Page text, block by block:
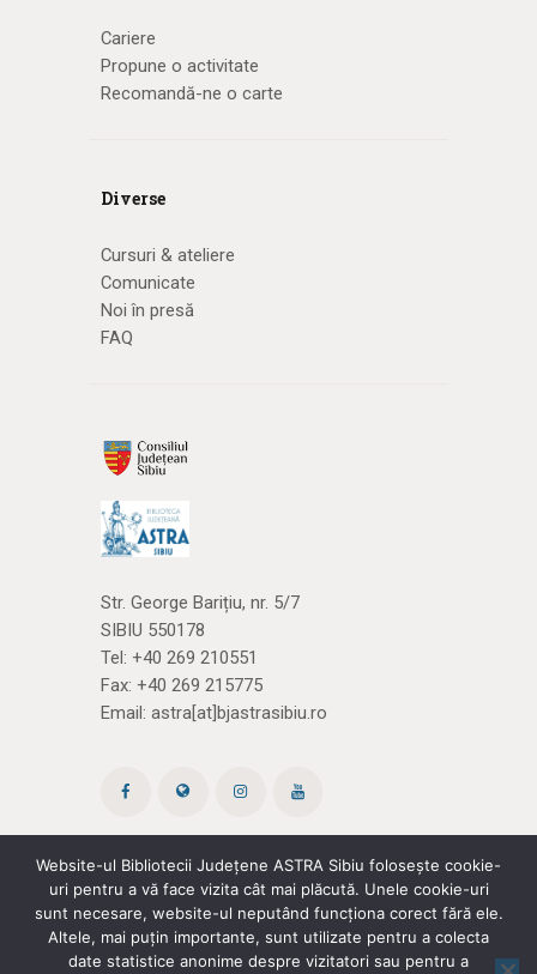
Cariere
Propune o activitate
Recomandă-ne o carte
Diverse
Cursuri & ateliere
Comunicate
Noi în presă
FAQ
Str. George Barițiu, nr. 5/7
SIBIU 550178
Tel: +40 269 210551
Fax: +40 269 215775
Email: astra[at]bjastrasibiu.ro
Site creat de ROPARDO(și noi cărțile)
Website-ul Bibliotecii Județene ASTRA Sibiu folosește cookie-
uri pentru a vă face vizita cât mai plăcută. Unele cookie-uri
sunt necesare, website-ul neputând funcționa corect fără ele.
Altele, mai puțin importante, sunt utilizate pentru a colecta
date statistice anonime despre vizitatori sau pentru a